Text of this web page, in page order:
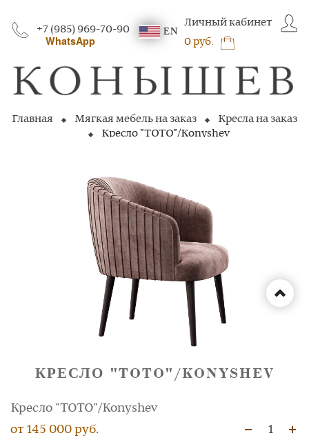
+7 (985) 969-70-90
WhatsApp
EN
Личный кабинет
0 руб.
Главная Мягкая мебель на заказ
Кресла на заказ
Кресло "TOTO"/Konyshev
КРЕСЛО "TOTO"/KONYSHEV
Кресло "TOTO"/Konyshev
от 145 000 руб.
1